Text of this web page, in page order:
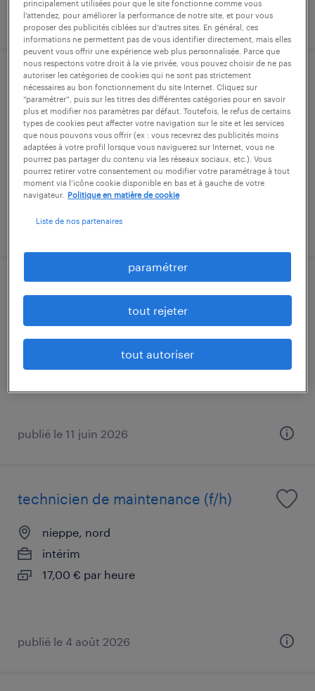
publié le 24 juillet 2026
chef d'équipe de production (f/h)
nieppe, nord
intérim
2 700 € par mois
publié le 3 juillet 2026
technicien de maintenance (f/h)
nieppe, nord
17,00 € par heure
publié le 11 juin 2026
technicien de maintenance (f/h)
nieppe, nord
intérim
17,00 € par heure
publié le 4 août 2026
principalement utilisées pour que le site fonctionne comme vous
l’attendez, pour améliorer la performance de notre site, et pour vous
proposer des publicités ciblées sur d’autres sites. En général, ces
informations ne permettent pas de vous identifier directement, mais elles
peuvent vous offrir une expérience web plus personnalisée. Parce que
nous respectons votre droit à la vie privée, vous pouvez choisir de ne pas
autoriser les catégories de cookies qui ne sont pas strictement
nécessaires au bon fonctionnement du site Internet. Cliquez sur
“paramétrer”, puis sur les titres des différentes catégories pour en savoir
plus et modifier nos paramètres par défaut. Toutefois, le refus de certains
types de cookies peut affecter votre navigation sur le site et les services
que nous pouvons vous offrir (ex : vous recevrez des publicités moins
adaptées à votre profil lorsque vous naviguerez sur Internet, vous ne
pourrez pas partager du contenu via les réseaux sociaux, etc.). Vous
pourrez retirer votre consentement ou modifier votre paramétrage à tout
moment via l’icône cookie disponible en bas et à gauche de votre
navigateur.
Politique en matière de cookie
Liste de nos partenaires
paramétrer
tout rejeter
tout autoriser